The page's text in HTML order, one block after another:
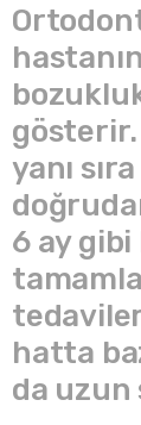
yanı
6 ay gibi
hatta
da